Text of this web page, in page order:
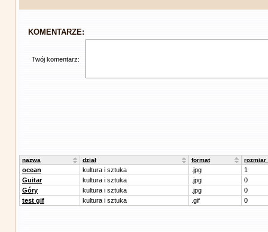
KOMENTARZE:
Twój komentarz:
nazwa dział format rozmiar
ocean kultura i sztuka .jpg
1
Guitar
kultura i sztuka .jpg
0
Góry
kultura i sztuka .jpg
0
test gif
kultura i sztuka .gif 0